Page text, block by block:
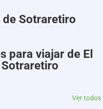
Sotraretiro
para viajar de El
Sotraretiro
Ver todos